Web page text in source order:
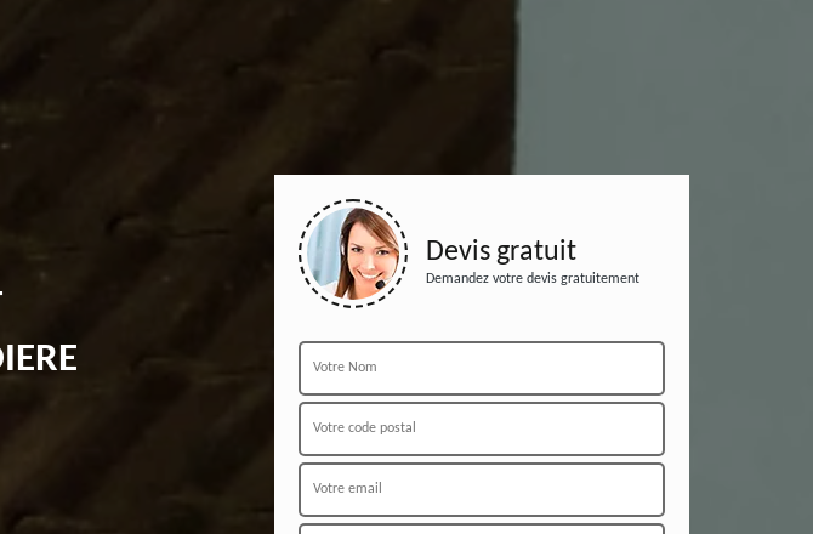
Devis gratuit
Demandez votre devis gratuitement